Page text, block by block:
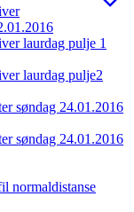
laurdag pulje 1
laurdag pulje2
søndag 24.01.2016
søndag 24.01.2016
normaldistanse